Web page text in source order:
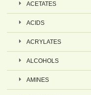
ACETATES
ACIDS
ACRYLATES
ALCOHOLS
AMINES